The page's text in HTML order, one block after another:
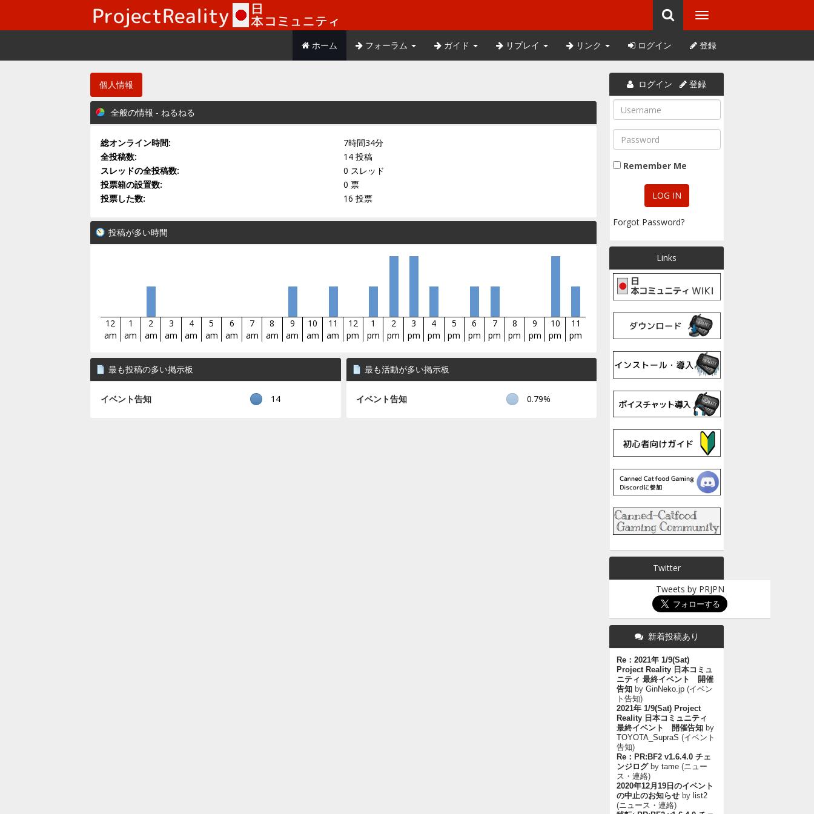
ホーム フォーラム ガイド リプレイ リンク ログイン 登録
個人情報
全般の情報 - ねるねる
総オンライン時間:
7時間34分
全投稿数:
14 投稿
スレッドの全投稿数:
0 スレッド
投票箱の設置数:
0 票
投票した数:
16 投票
投稿が多い時間
12
am
1
am
2
am
3
am
4
am
5
am
6
am
7
am
8
am
9
am
10
am
11
am
12
pm
1
pm
2
pm
3
pm
4
pm
5
pm
6
pm
7
pm
8
pm
9
pm
10
pm
11
pm
最も投稿の多い掲示板
イベント告知 14
最も活動が多い掲示板
イベント告知 0.79%
ログイン 登録
Remember Me
Forgot Password?
Links
Twitter
Tweets by PRJPN
新着投稿あり
Re：2021年 1/9(Sat)
Project Reality 日本コミュ
ニティ 最終イベント 開催
告知 by GinNeko.jp(イベン
ト告知)
2021年 1/9(Sat) Project
Reality 日本コミュニティ
最終イベント 開催告知 by
TOYOTA_SupraS (イベント
告知)
Re：PR:BF2 v1.6.4.0 チェ
ンジログby tame(ニュー
ス・連絡)
2020年12月19日のイベント
の中止のお知らせby list2
(ニュース・連絡)